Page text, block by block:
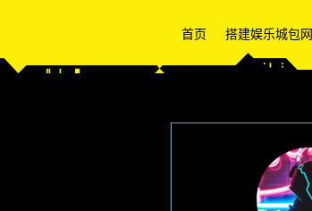
首页 搭建娱乐城包网